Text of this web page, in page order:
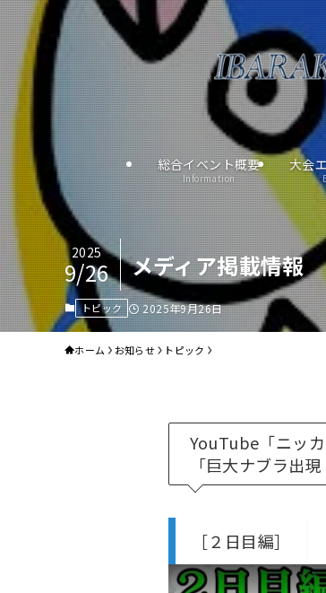
総合イベント概要
Information
大会
メディア掲載情報
2025
9/26
トピック 2025年9月26日
ホーム お知らせ トピック
YouTube「ニッ
「巨大ナブラ出
［２日目編］